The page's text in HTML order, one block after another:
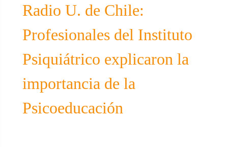
Radio U. de Chile:
Profesionales del Instituto
Psiquiátrico explicaron la
importancia de la
Psicoeducación